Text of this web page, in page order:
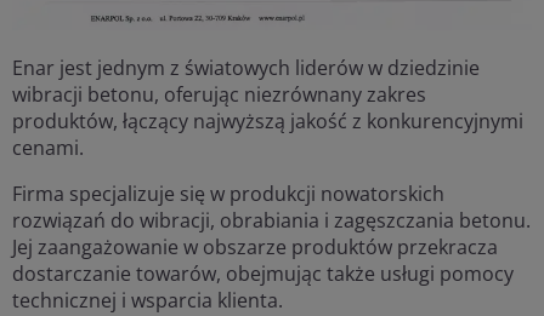
Enar jest jednym z światowych liderów w dziedzinie
wibracji betonu, oferując niezrównany zakres
produktów, łączący najwyższą jakość z konkurencyjnymi
cenami.
Firma specjalizuje się w produkcji nowatorskich
rozwiązań do wibracji, obrabiania i zagęszczania betonu.
Jej zaangażowanie w obszarze produktów przekracza
dostarczanie towarów, obejmując także usługi pomocy
technicznej i wsparcia klienta.